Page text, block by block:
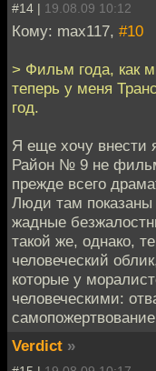
#14 | 19.08.09 10:12
Кому: max117, #10
> Фильм года, как
теперь у меня
год.
Я еще хочу внести
Район № 9 не
прежде всего
Люди там
жадные
такой же, однако,
человеческий
которые у
человеческими:
Verdict »